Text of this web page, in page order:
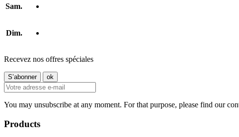
Sam.
Dim.
Recevez nos offres spéciales
You may unsubscribe at any moment. For that purpose, please find our
Products